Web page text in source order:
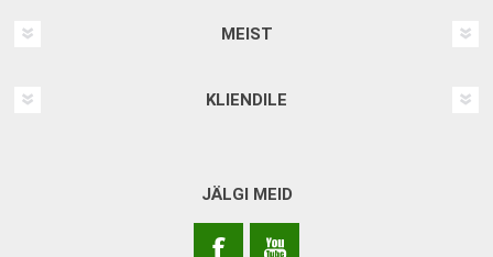
MEIST
KLIENDILE
JÄLGI MEID